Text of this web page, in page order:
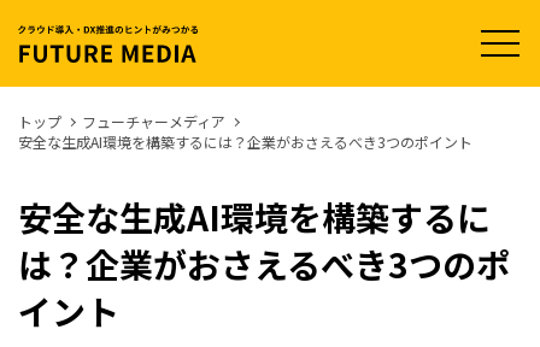
t
o
g
t
i
トップ
フューチャーメディア
安全な生成AI環境を構築するには？企業がおさえるべき3つのポイント
安全な生成AI環境を構築するに
は？企業がおさえるべき3つのポ
イント